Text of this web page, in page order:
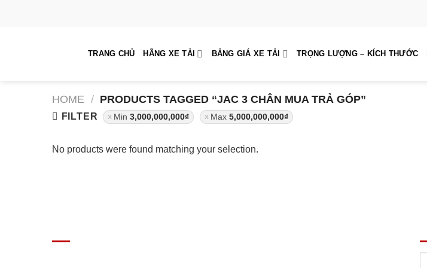
TRANG CHỦ HÃNG XE TẢI BẢNG GIÁ XE TẢI TRỌNG LƯỢNG – KÍCH THƯỚC
HOME / PRODUCTS TAGGED “JAC 3 CHÂN MUA TRẢ GÓP”
FILTER Min3,000,000,000₫ Max5,000,000,000₫
No products were found matching your selection.